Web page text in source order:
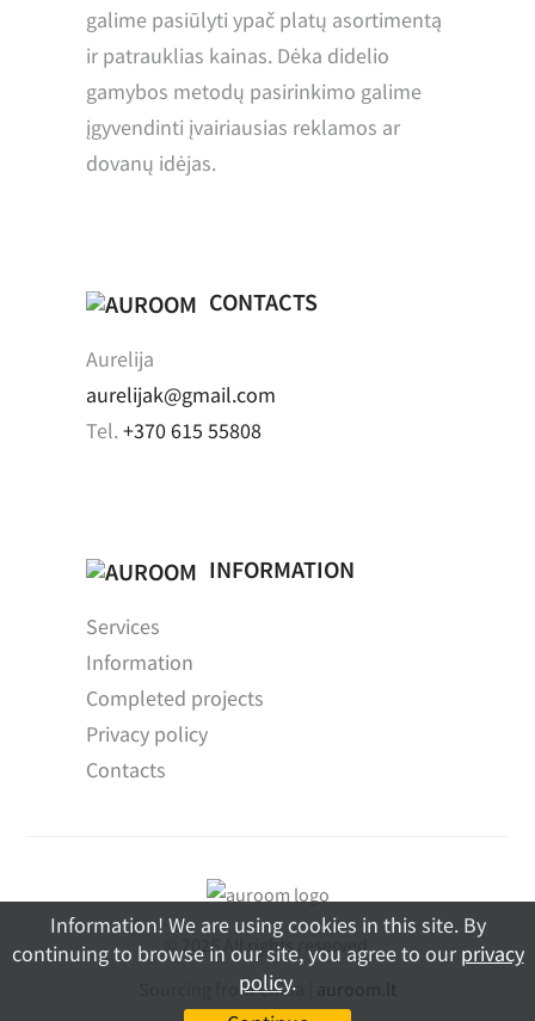
Information! We are using cookies in this site. By
continuing to browse in our site, you agree to ourprivacy
policy.
galime pasiūlyti ypač platų asortimentą
ir patrauklias kainas. Dėka didelio
gamybos metodų pasirinkimo galime
įgyvendinti įvairiausias reklamos ar
dovanų idėjas.
CONTACTS
Aurelija
aurelijak@gmail.com
Tel.+370 615 55808
INFORMATION
Services
Information
Completed projects
Privacy policy
Contacts
© 2026 All rights reserved.
Sourcing from China |